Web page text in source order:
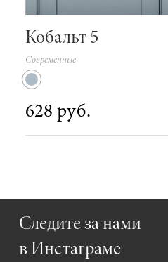
Кобальт 5
Современные
628 руб.
Следите за нами
в Инстаграме